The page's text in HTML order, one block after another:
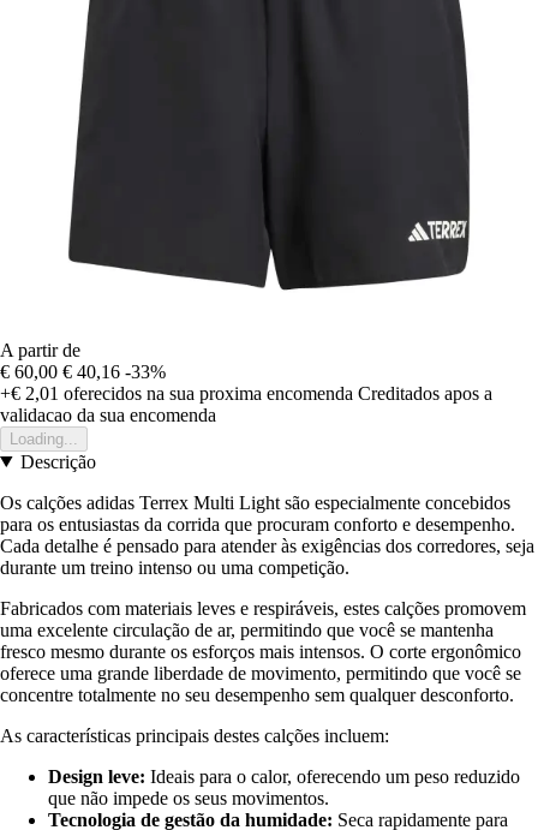
A partir de
€ 60,00 € 40,16 -33%
+€ 2,01 oferecidos na sua proxima encomenda Creditados apos a
validacao da sua encomenda
Loading...
Descrição
Os calções adidas Terrex Multi Light são especialmente concebidos
para os entusiastas da corrida que procuram conforto e desempenho.
Cada detalhe é pensado para atender às exigências dos corredores, seja
durante um treino intenso ou uma competição.
Fabricados com materiais leves e respiráveis, estes calções promovem
uma excelente circulação de ar, permitindo que você se mantenha
fresco mesmo durante os esforços mais intensos. O corte ergonômico
oferece uma grande liberdade de movimento, permitindo que você se
concentre totalmente no seu desempenho sem qualquer desconforto.
As características principais destes calções incluem:
Design leve: Ideais para o calor, oferecendo um peso reduzido
que não impede os seus movimentos.
Tecnologia de gestão da humidade: Seca rapidamente para